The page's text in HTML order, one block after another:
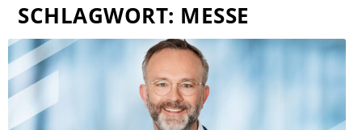
SCHLAGWORT: MESSE